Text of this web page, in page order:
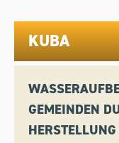
KUBA
GEMEINDEN